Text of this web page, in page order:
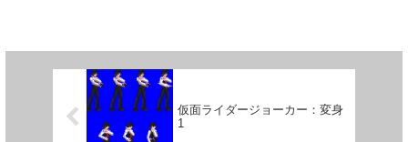
仮面ライダージョーカー：変身
1